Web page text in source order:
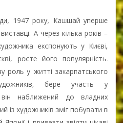
1947 року, Кашшай уперше
А через кілька років –
експонують у Києві,
росте його популярність.
роль у житті закарпатського
бере участь у
наближений до владних
із художників зміг побувати в